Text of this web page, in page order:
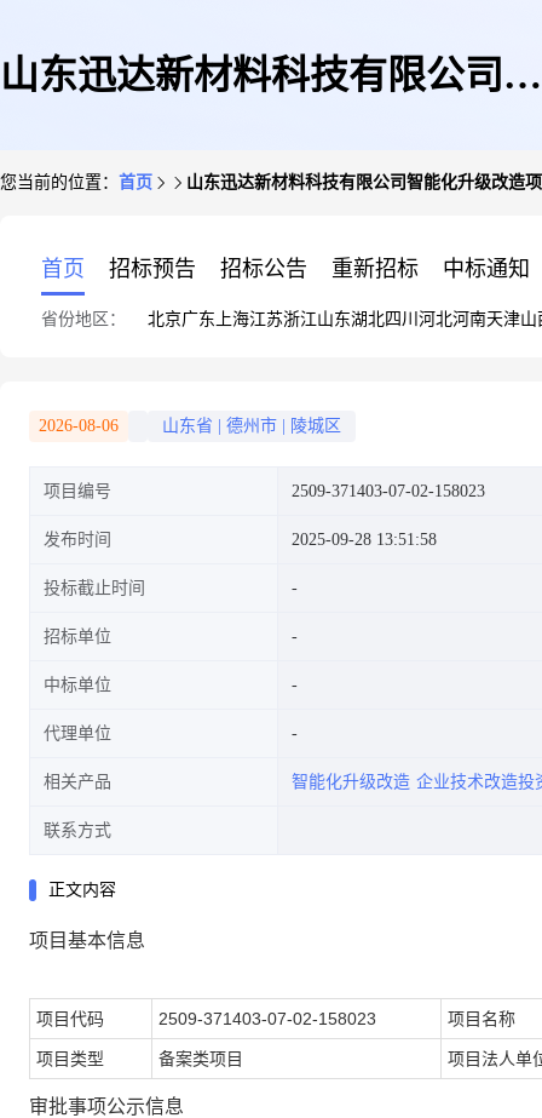
山东迅达新材料科技有限公司智
您当前的位置： 首页 山东迅达新材料科技有限公司智能化升级改造
首页 招标预告 招标公告 重新招标 中标通知
省份地区： 北京广东 上海江苏浙江山东湖北四川 河北河南天津山
2026-08-06 山东省 德州市 陵城区
项目编号 2509-371403-07-02-158023
发布时间 2025-09-28 13:51:58
投标截止时间
招标单位
中标单位
代理单位
相关产品 智能化升级改造 企业技术改造投
联系方式
正文内容
项目基本信息
项目代码 2509-371403-07-02-158023 项目名称
项目类型 备案类项目 项目法人单
审批事项公示信息